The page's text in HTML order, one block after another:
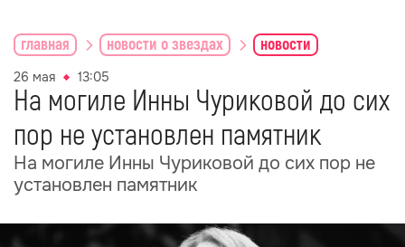
главная новости о звездах новости
26 мая 13:05
На могиле Инны Чуриковой до сих
пор не установлен памятник
На могиле Инны Чуриковой до сих пор не
установлен памятник